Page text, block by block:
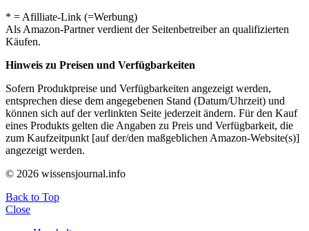
* = Afilliate-Link (=Werbung)
Als Amazon-Partner verdient der Seitenbetreiber an qualifizierten
Käufen.
Hinweis zu Preisen und Verfügbarkeiten
Sofern Produktpreise und Verfügbarkeiten angezeigt werden,
entsprechen diese dem angegebenen Stand (Datum/Uhrzeit) und
können sich auf der verlinkten Seite jederzeit ändern. Für den Kauf
eines Produkts gelten die Angaben zu Preis und Verfügbarkeit, die
zum Kaufzeitpunkt [auf der/den maßgeblichen Amazon-Website(s)]
angezeigt werden.
© 2026 wissensjournal.info
Back to Top
Close